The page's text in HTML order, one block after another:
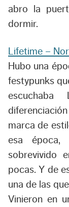
abro la
dormir.
Lifetime –
Hubo una
festypunks
escuchaba
marca de
esa época,
sobrevivido
pocas. Y de
una de las
Vinieron en